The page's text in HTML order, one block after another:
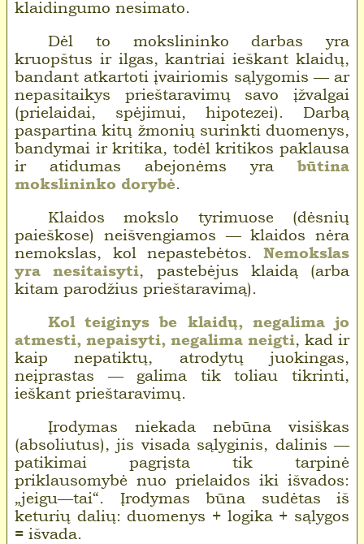
klaidingumo nesimato.
Dėl to mokslininko darbas yra
kruopštus ir ilgas, kantriai ieškant klaidų,
bandant atkartoti įvairiomis sąlygomis — ar
nepasitaikys prieštaravimų savo įžvalgai
(prielaidai, spėjimui, hipotezei). Darbą
paspartina kitų žmonių surinkti duomenys,
bandymai ir kritika, todėl kritikos paklausa
ir atidumas abejonėms yra būtina
mokslininko dorybė.
Klaidos mokslo tyrimuose (dėsnių
paieškose) neišvengiamos — klaidos nėra
nemokslas, kol nepastebėtos. Nemokslas
yra nesitaisyti, pastebėjus klaidą (arba
kitam parodžius prieštaravimą).
Kol teiginys be klaidų, negalima jo
atmesti, nepaisyti, negalima neigti, kad ir
kaip nepatiktų, atrodytų juokingas,
neįprastas — galima tik toliau tikrinti,
ieškant prieštaravimų.
Įrodymas niekada nebūna visiškas
(absoliutus), jis visada sąlyginis, dalinis —
patikimai pagrįsta tik tarpinė
priklausomybė nuo prielaidos iki išvados:
„jeigu—tai“. Įrodymas būna sudėtas iš
keturių dalių: duomenys + logika + sąlygos
= išvada.